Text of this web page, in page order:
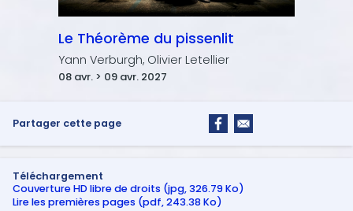
Le Théorème du pissenlit
Yann Verburgh, Olivier Letellier
08 avr. > 09 avr. 2027
Partager cette page
Téléchargement
Couverture HD libre de droits (jpg, 326.79 Ko)
Lire les premières pages (pdf, 243.38 Ko)